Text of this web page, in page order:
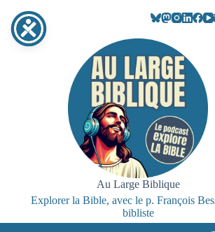
contenu
Au Large Biblique
Explorer la Bible, avec le p. François
bibliste